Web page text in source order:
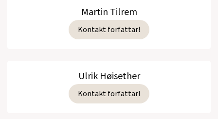
Martin Tilrem
Kontakt forfattar!
Ulrik Høisether
Kontakt forfattar!